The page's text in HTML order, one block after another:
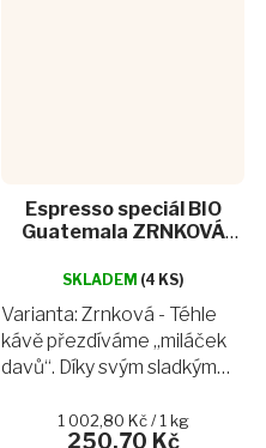
Espresso speciál BIO
Guatemala ZRNKOVÁ
SKLADEM (4 KS)
250,70 Kč
Měrná
cena:
1 002,80 Kč / 1 kg
Varianta: Zrnková - Téhle
kávě přezdíváme „miláček
davů“. Díky svým sladkým
svou kávu neumějí